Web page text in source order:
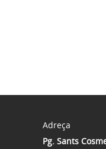
Adreça
Pg. Sants